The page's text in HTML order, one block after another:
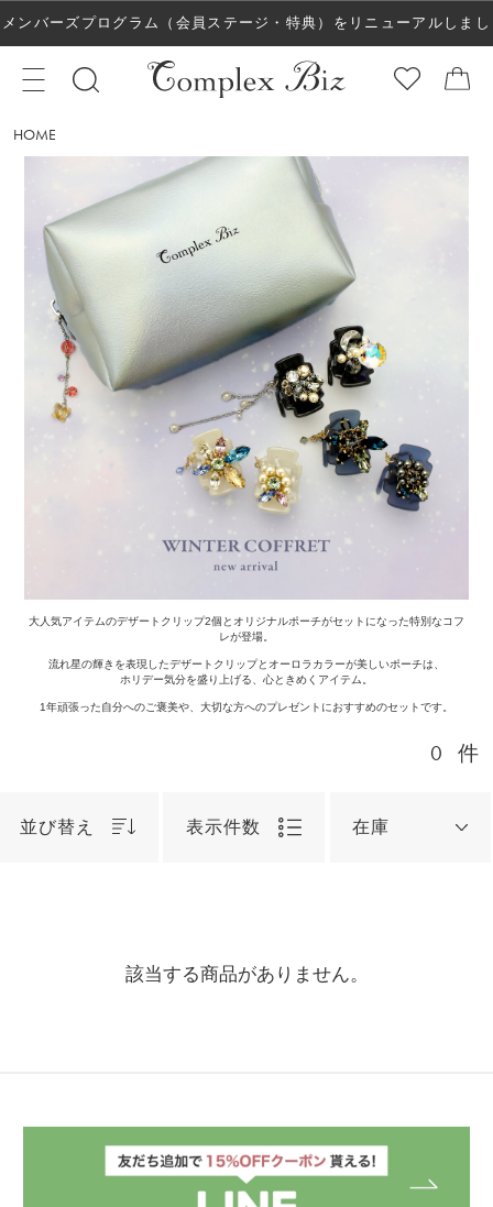
メンバーズプログラム（会員ステージ・特典）をリニューアルしまし
た！
HOME
大人気アイテムのデザートクリップ2個とオリジナルポーチがセットになった特別なコフ
レが登場。
流れ星の輝きを表現したデザートクリップとオーロラカラーが美しいポーチは、
ホリデー気分を盛り上げる、心ときめくアイテム。
1年頑張った自分へのご褒美や、大切な方へのプレゼントにおすすめのセットです。
0 件
並び替え 表示件数 在庫
該当する商品がありません。